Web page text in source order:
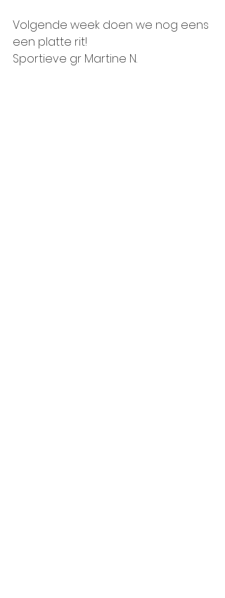
Volgende week doen we nog eens
een platte rit!
Sportieve gr Martine N.